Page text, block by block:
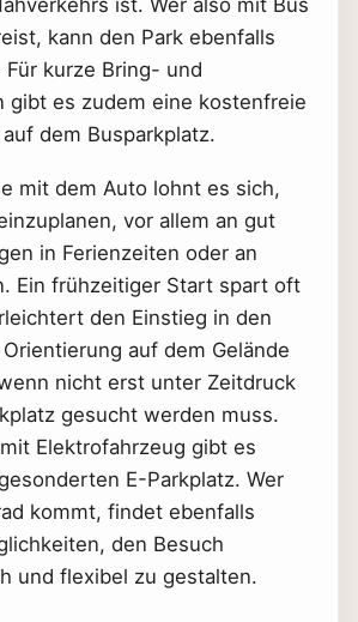
kann den Park ebenfalls
kurze Bring- und
gibt es zudem eine kostenfreie
dem Busparkplatz.
mit dem Auto lohnt es sich,
vor allem an gut
in Ferienzeiten oder an
Ein frühzeitiger Start spart oft
den Einstieg in den
auf dem Gelände
nicht erst unter Zeitdruck
gesucht werden muss.
Elektrofahrzeug gibt es
E-Parkplatz. Wer
kommt, findet ebenfalls
den Besuch
und flexibel zu gestalten.